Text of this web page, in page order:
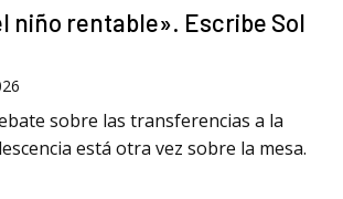
niño rentable». Escribe Sol
sobre las transferencias a la
está otra vez sobre la mesa.